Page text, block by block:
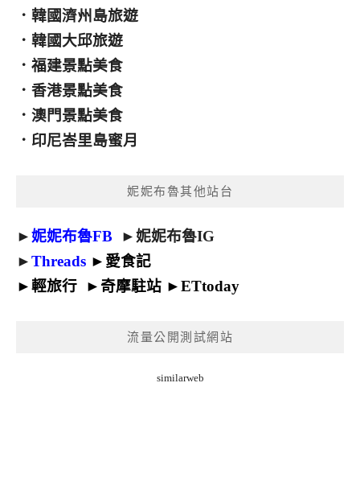
． 韓國濟州島旅遊
． 韓國大邱旅遊
． 福建景點美食
． 香港景點美食
． 澳門景點美食
． 印尼峇里島蜜月
妮妮布魯其他站台
►妮妮布魯FB ►妮妮布魯IG
►Threads ► 愛食記
►輕旅行 ► 奇摩駐站 ►ETtoday
流量公開測試網站
similarweb